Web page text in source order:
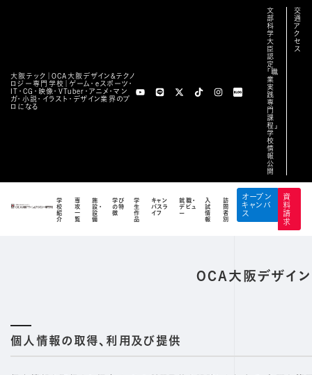
大阪テック｜OCA⼤阪デザイン&テクノ
ロジー専⾨学校｜ゲーム・eスポーツ・
IT・CG・映像・VTuber・アニメ・マン
ガ・小説・イラスト・デザイン業界のプ
ロになる
文
部
科
学
大
臣
認
定
「職
業
実
践
専
門
課
程」
学
校
情
報
公
開
交
通
ア
ク
セ
ス
学
校
紹
介
専
攻
一
覧
施
設・
設
備
学び
の特
徴
学
生
作
品
キャン
パスラ
イフ
就職・
デビュ
ー
入
試
情
報
訪
問
者
別
オープン
キャンパ
ス
資
料
請
求
プライバシーポリシー
プライバシーポリシー
OCA大阪デザイ
個人情報の取得、利用及び提供